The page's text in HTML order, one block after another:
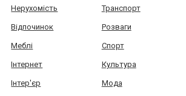
Нерухомість Транспорт
Відпочинок Розваги
Меблі Спорт
Інтернет Культура
Інтер'єр Мода